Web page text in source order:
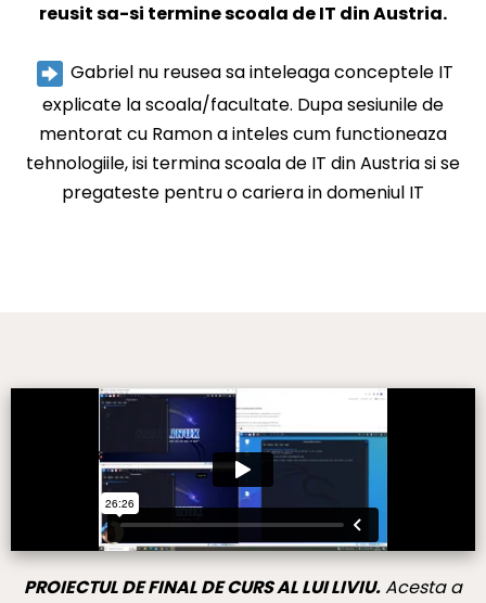
reusit sa-si termine scoala de IT din Austria.
Gabriel nu reusea sa inteleaga conceptele IT
explicate la scoala/facultate. Dupa sesiunile de
mentorat cu Ramon a inteles cum functioneaza
tehnologiile, isi termina scoala de IT din Austria si se
pregateste pentru o cariera in domeniul IT
PROIECTUL DE FINAL DE CURS AL LUI LIVIU.Acesta a